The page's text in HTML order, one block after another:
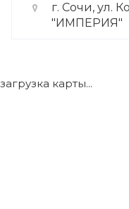
г. Сочи, ул.
"ИМПЕРИЯ"
загрузка карты...